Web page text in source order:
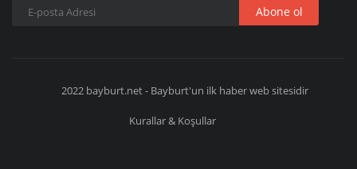
Abone ol
2022 bayburt.net - Bayburt'un ilk haber web sitesidir
Kurallar & Koşullar